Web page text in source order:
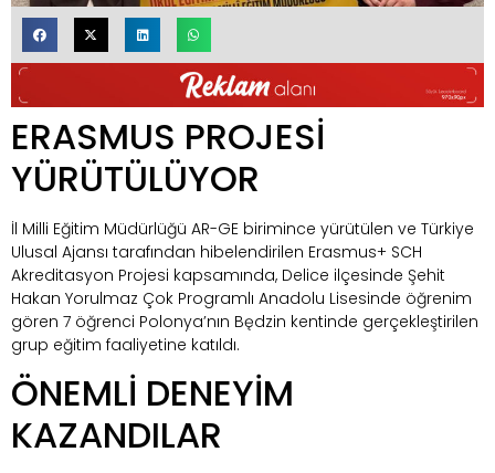
ERASMUS PROJESİ
YÜRÜTÜLÜYOR
İl Milli Eğitim Müdürlüğü AR-GE birimince yürütülen ve Türkiye
Ulusal Ajansı tarafından hibelendirilen Erasmus+ SCH
Akreditasyon Projesi kapsamında, Delice ilçesinde Şehit
Hakan Yorulmaz Çok Programlı Anadolu Lisesinde öğrenim
gören 7 öğrenci Polonya’nın Będzin kentinde gerçekleştirilen
grup eğitim faaliyetine katıldı.
ÖNEMLİ DENEYİM
KAZANDILAR